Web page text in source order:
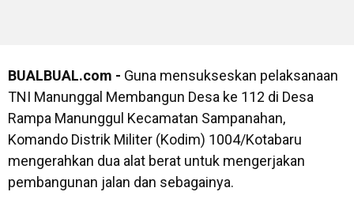
BUALBUAL.com - Guna mensukseskan pelaksanaan
TNI Manunggal Membangun Desa ke 112 di Desa
Rampa Manunggul Kecamatan Sampanahan,
Komando Distrik Militer (Kodim) 1004/Kotabaru
mengerahkan dua alat berat untuk mengerjakan
pembangunan jalan dan sebagainya.